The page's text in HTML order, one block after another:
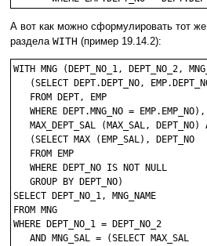
А вот как можно сформулировать тот
раздела WITH (пример 19.14.2):
WITH MNG (DEPT_NO_1, DEPT_NO_2,
(SELECT DEPT.DEPT_NO,
   FROM DEPT, EMP
   WHERE DEPT.MNG_NO = EMP.EMP_NO),
MAX_DEPT_SAL (MAX_SAL, DEPT_NO)
   (SELECT MAX (EMP_SAL), DEPT_NO
   FROM EMP
   WHERE DEPT_NO IS NOT NULL
   GROUP BY DEPT_NO)
SELECT DEPT_NO_1, MNG_NAME
FROM MNG
WHERE DEPT_NO_1 = DEPT_NO_2
   AND MNG_SAL = (SELECT MAX_SAL